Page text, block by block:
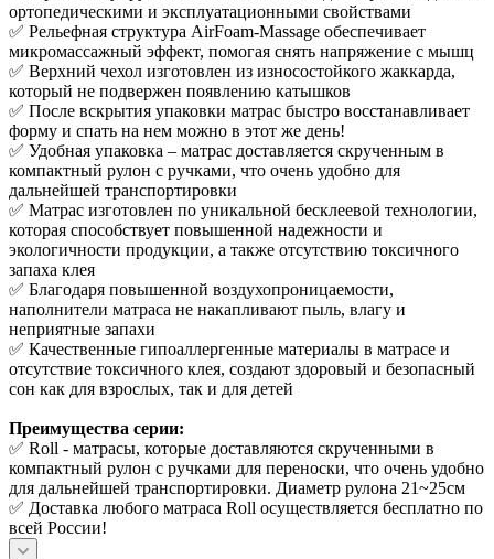
ортопедическими и эксплуатационными свойствами
✅ Рельефная структура AirFoam-Massage обеспечивает
микромассажный эффект, помогая снять напряжение с мышц
✅ Верхний чехол изготовлен из износостойкого жаккарда,
который не подвержен появлению катышков
✅ После вскрытия упаковки матрас быстро восстанавливает
форму и спать на нем можно в этот же день!
✅ Удобная упаковка – матрас доставляется скрученным в
компактный рулон с ручками, что очень удобно для
дальнейшей транспортировки
✅ Матрас изготовлен по уникальной бесклеевой технологии,
которая способствует повышенной надежности и
экологичности продукции, а также отсутствию токсичного
запаха клея
✅ Благодаря повышенной воздухопроницаемости,
наполнители матраса не накапливают пыль, влагу и
неприятные запахи
✅ Качественные гипоаллергенные материалы в матрасе и
отсутствие токсичного клея, создают здоровый и безопасный
сон как для взрослых, так и для детей
Преимущества серии:
✅ Roll - матрасы, которые доставляются скрученными в
компактный рулон с ручками для переноски, что очень удобно
для дальнейшей транспортировки. Диаметр рулона 21~25см
✅ Доставка любого матраса Roll осуществляется бесплатно по
всей России!